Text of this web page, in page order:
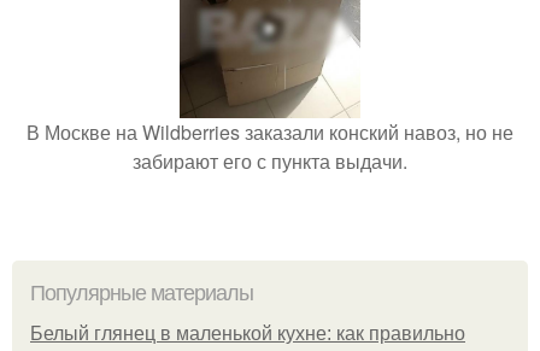
В Москве на Wildberries заказали конский навоз, но не
забирают его с пункта выдачи.
Популярные материалы
Белый глянец в маленькой кухне: как правильно